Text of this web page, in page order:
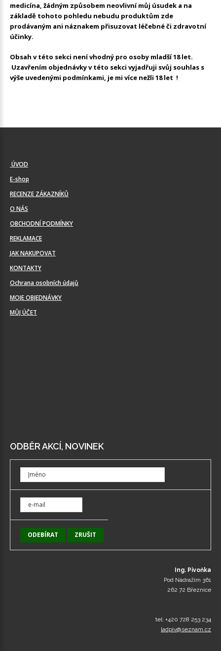
medicína, žádným způsobem neovlivní můj úsudek a na
základě tohoto pohledu nebudu produktům zde
prodávaným ani náznakem přisuzovat léčebné či zdravotní
účinky.
Obsah v této sekci není vhodný pro osoby mladší 18 let.
Uzavřením objednávky v této sekci vyjadřuji svůj souhlas s
výše uvedenými podmínkami, je mi více nežli 18 let !
ÚVOD
E-shop
RECENZE ZÁKAZNÍKŮ
O NÁS
OBCHODNÍ PODMÍNKY
REKLAMACE
JAK NAKUPOVAT
KONTAKTY
Ochrana osobních údajů
MOJE OBJEDNÁVKY
MŮJ ÚČET
ODBĚR AKCÍ, NOVINEK
Ing. Pivoňka
Pod Nádražím 361
262 72 Březnice
tel: +420 728 253 234
ladpiv@seznam.cz